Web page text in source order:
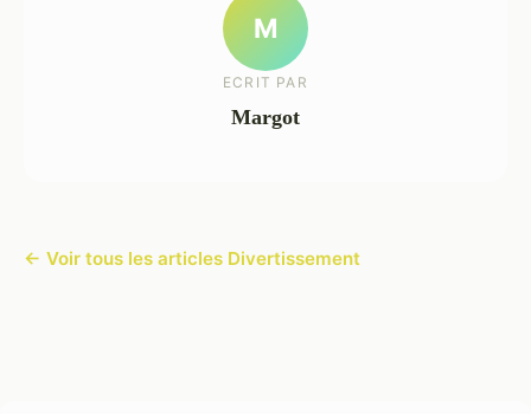
M
ECRIT PAR
Margot
← Voir tous les articles Divertissement